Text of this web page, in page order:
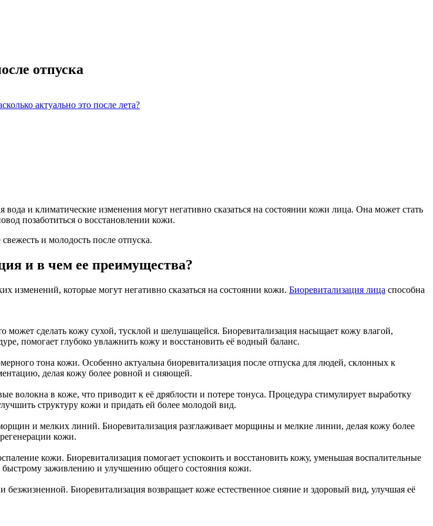
отпуска
актуально это после лета?
и климатические изменения могут негативно сказаться на состоянии кожи лица. Она может стать
позаботиться о восстановлении кожи.
и молодость после отпуска.
и в чем ее преимущества?
изменений, которые могут негативно сказаться на состоянии кожи. Биоревитализация лица способна
сделать кожу сухой, тусклой и шелушащейся. Биоревитализация насыщает кожу влагой,
помогает глубоко увлажнить кожу и восстановить её водный баланс.
тона кожи. Особенно актуальна биоревитализация после отпуска для людей, склонных к
делая кожу более ровной и сияющей.
волокна в коже, что приводит к её дряблости и потере тонуса. Процедура стимулирует выработку
структуру кожи и придать ей более молодой вид.
и мелких линий. Биоревитализация разглаживает морщины и мелкие линии, делая кожу более
кожи.
кожи. Биоревитализация помогает успокоить и восстановить кожу, уменьшая воспалительные
заживлению и улучшению общего состояния кожи.
Биоревитализация возвращает коже естественное сияние и здоровый вид, улучшая её